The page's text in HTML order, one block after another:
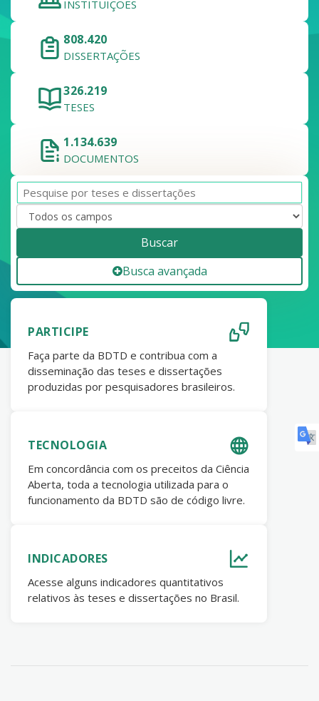
INSTITUIÇÕES
808.420
DISSERTAÇÕES
326.219
TESES
1.134.639
DOCUMENTOS
Buscar
Busca avançada
PARTICIPE
Faça parte da BDTD e contribua com a
disseminação das teses e dissertações
produzidas por pesquisadores brasileiros.
TECNOLOGIA
Em concordância com os preceitos da Ciência
Aberta, toda a tecnologia utilizada para o
funcionamento da BDTD são de código livre.
INDICADORES
Acesse alguns indicadores quantitativos
relativos às teses e dissertações no Brasil.